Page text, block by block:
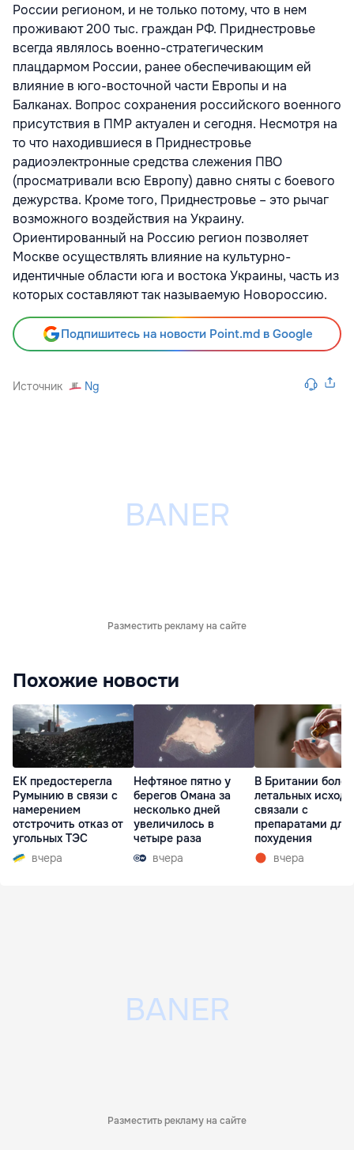
России регионом, и не только потому, что в нем
проживают 200 тыс. граждан РФ. Приднестровье
всегда являлось военно-стратегическим
плацдармом России, ранее обеспечивающим ей
влияние в юго-восточной части Европы и на
Балканах. Вопрос сохранения российского военного
присутствия в ПМР актуален и сегодня. Несмотря на
то что находившиеся в Приднестровье
радиоэлектронные средства слежения ПВО
(просматривали всю Европу) давно сняты с боевого
дежурства. Кроме того, Приднестровье – это рычаг
возможного воздействия на Украину.
Ориентированный на Россию регион позволяет
Москве осуществлять влияние на культурно-
идентичные области юга и востока Украины, часть из
которых составляют так называемую Новороссию.
Подпишитесь на новости Point.md в Google
Источник Ng
Разместить рекламу на сайте
Похожие новости
ЕК предостерегла
Румынию в связи с
намерением
отстрочить отказ от
угольных ТЭС
вчера
Нефтяное пятно у
берегов Омана за
несколько дней
увеличилось в
четыре раза
вчера
В Британии
летальных
связали с
препаратами для
похудения
вчера
Разместить рекламу на сайте